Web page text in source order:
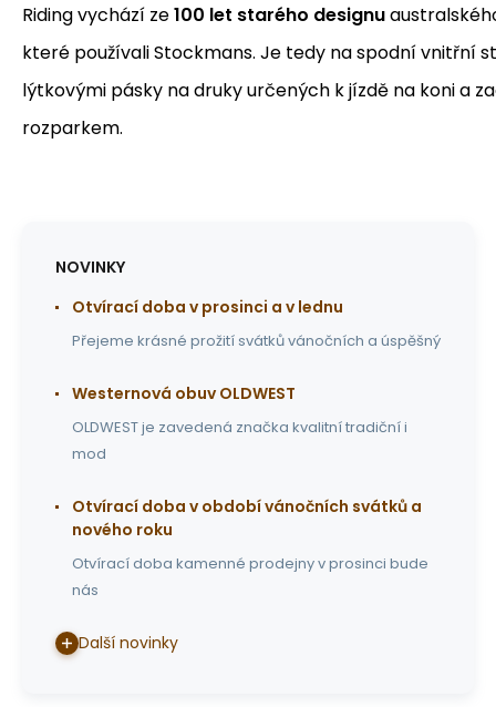
Riding vychází ze100 let starého designu
které používali Stockmans. Je tedy na spodní vnitřní
lýtkovými pásky na druky určených k jízdě na koni a
rozparkem.
NOVINKY
Otvírací doba v prosinci a v lednu
Přejeme krásné prožití svátků vánočních a úspěšný
Westernová obuv OLDWEST
OLDWEST je zavedená značka kvalitní tradiční i
mod
Otvírací doba v období vánočních svátků a
nového roku
Otvírací doba kamenné prodejny v prosinci bude
nás
Další novinky